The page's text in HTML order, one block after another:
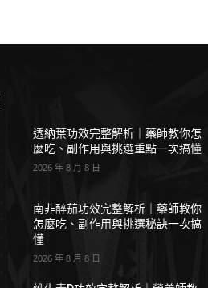
透納葉功效完整解析｜藥師教你怎
麼吃、副作用與挑選重點一次搞懂
2026 年 8 月 8 日
南非醉茄功效完整解析｜藥師教你
怎麼吃、副作用與挑選秘訣一次搞
懂
2026 年 8 月 8 日